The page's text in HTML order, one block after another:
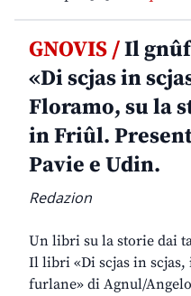
GNOVIS /Il
«Di scjas in
Floramo, su la
in Friûl.
Pavie e Udin.
Redazion
Un libri su la storie dai
Il libri «Di scjas in
furlane» di Agnul/